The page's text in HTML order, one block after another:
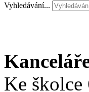
Vyhledávání...
Ke školce